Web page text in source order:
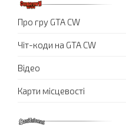
Про гру GTA CW
Чіт-коди на GTA CW
Відео
Карти місцевості